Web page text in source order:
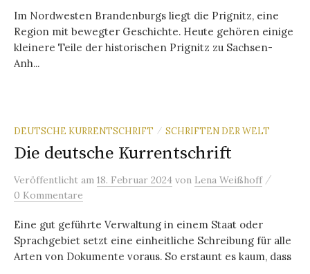
Im Nordwesten Brandenburgs liegt die Prignitz, eine
Region mit bewegter Geschichte. Heute gehören einige
kleinere Teile der historischen Prignitz zu Sachsen-
Anh...
DEUTSCHE KURRENTSCHRIFT / SCHRIFTEN DER WELT
Die deutsche Kurrentschrift
Veröffentlicht am 18. Februar 2024 von Lena Weißhoff /
0 Kommentare
Eine gut geführte Verwaltung in einem Staat oder
Sprachgebiet setzt eine einheitliche Schreibung für alle
Arten von Dokumente voraus. So erstaunt es kaum, dass